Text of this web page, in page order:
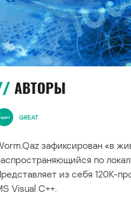
АВТОРЫ
GREAT
зафиксирован «в
по
из себя 120K-
Visual C++.